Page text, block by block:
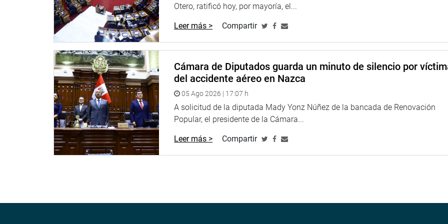
#ConsensoPorElPerú
Otero, ratificó hoy, por mayoría, el...
Leer más > Compartir
Cámara de Diputados guarda un minuto de silencio por
del accidente aéreo en Nazca
05 Ago 2026 | 17:07 h
A solicitud de la diputada Mady Yonz Núñez de la bancada de Renovación
Popular, el presidente de la Cámara...
Leer más > Compartir